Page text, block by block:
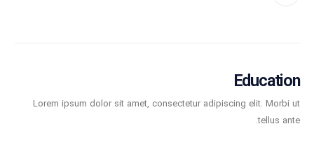
Education
Lorem ipsum dolor sit amet, consectetur adipiscing elit. Morbi ut
tellus ante.